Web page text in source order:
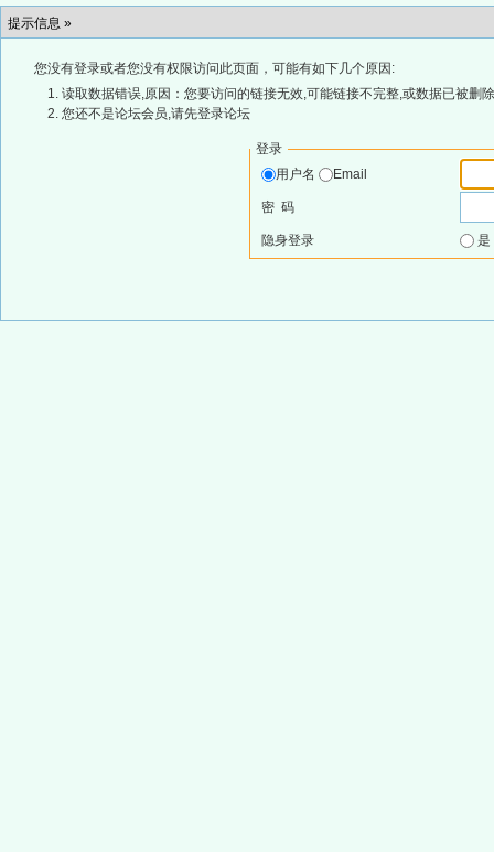
提示信息 »
您没有登录或者您没有权限访问此页面，可能有如下几个原因:
读取数据错误,原因：您要访问的链接无效,可能链接不完整,或数据已被删
您还不是论坛会员,请先登录论坛
登录
用户名
Email
密 码
隐身登录